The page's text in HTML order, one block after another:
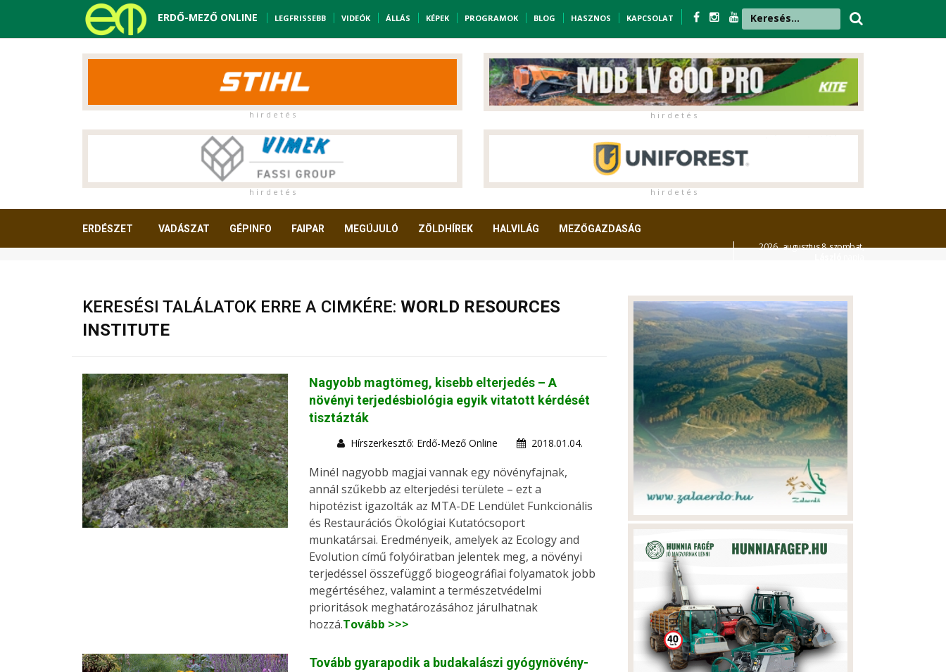
ERDŐ-MEZŐ ONLINE LEGFRISSEBB VIDEÓK ÁLLÁS KÉPEK PROGRAMOK BLOG HASZNOS KAPCSOLAT
h i r d e t é s h i r d e t é s
h i r d e t é s h i r d e t é s
ERDÉSZET VADÁSZAT GÉPINFO FAIPAR MEGÚJULÓ ZÖLDHÍREK HALVILÁG MEZŐGAZDASÁG
2026. augusztus 8. szombat,
KERESÉSI TALÁLATOK ERRE A CIMKÉRE: WORLD RESOURCES
INSTITUTE
Nagyobb magtömeg, kisebb elterjedés – A
növényi terjedésbiológia egyik vitatott kérdését
tisztázták
Hírszerkesztő: Erdő-Mező Online 2018.01.04.
Minél nagyobb magjai vannak egy növényfajnak,
annál szűkebb az elterjedési területe – ezt a
hipotézist igazolták az MTA-DE Lendület Funkcionális
és Restaurációs Ökológiai Kutatócsoport
munkatársai. Eredményeik, amelyek az Ecology and
Evolution című folyóiratban jelentek meg, a növényi
terjedéssel összefüggő biogeográfiai folyamatok jobb
megértéséhez, valamint a természetvédelmi
prioritások meghatározásához járulhatnak
hozzá.Tovább >>>
Tovább gyarapodik a budakalászi gyógynövény-